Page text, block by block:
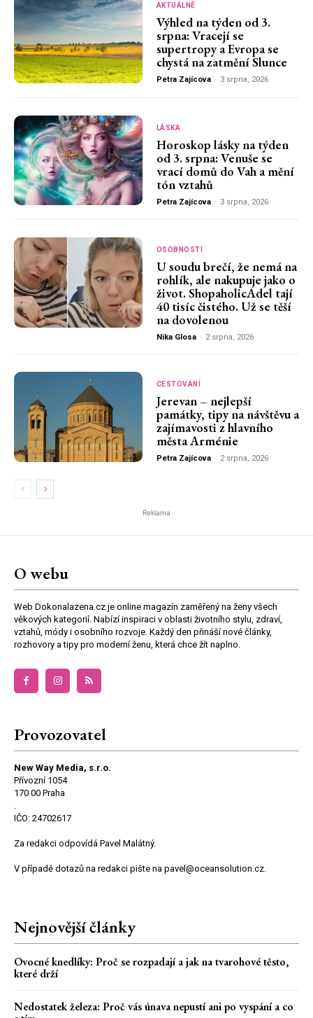
AKTUÁLNĚ
Výhled na týden od 3.
srpna: Vracejí se
supertropy a Evropa se
chystá na zatmění Slunce
Petra Zajícova - 3 srpna, 2026
LÁSKA
Horoskop lásky na týden
od 3. srpna: Venuše se
vrací domů do Vah a mění
tón vztahů
Petra Zajícova - 3 srpna, 2026
OSOBNOSTI
U soudu brečí, že nemá na
rohlík, ale nakupuje jako o
život. ShopaholicAdel tají
40 tisíc čistého. Už se těší
na dovolenou
Nika Glosa - 2 srpna, 2026
CESTOVÁNÍ
Jerevan – nejlepší
památky, tipy na návštěvu a
zajímavosti z hlavního
města Arménie
Petra Zajícova - 2 srpna, 2026
Reklama
O webu
Web Dokonalazena.cz je online magazín zaměřený na ženy všech
věkových kategorií. Nabízí inspiraci v oblasti životního stylu, zdraví,
vztahů, módy i osobního rozvoje. Každý den přináší nové články,
rozhovory a tipy pro moderní ženu, která chce žít naplno.
Provozovatel
New Way Media, s.r.o.
Přívozní 1054
170 00 Praha
IČO: 24702617
Za redakci odpovídá Pavel Malátný.
V případě dotazů na redakci pište na pavel@oceansolution.cz.
Nejnovější články
Ovocné knedlíky: Proč se rozpadají a jak na tvarohové těsto,
které drží
Nedostatek železa: Proč vás únava nepustí ani po vyspání a co